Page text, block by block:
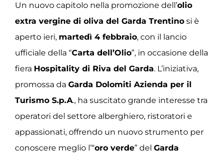
Un nuovo capitolo nella promozione dell’olio
extra vergine di oliva del Garda Trentino si è
aperto ieri, martedì 4 febbraio, con il lancio
ufficiale della “Carta dell’Olio”, in occasione della
fiera Hospitality di Riva del Garda. L’iniziativa,
promossa da Garda Dolomiti Azienda per il
Turismo S.p.A., ha suscitato grande interesse tra
operatori del settore alberghiero, ristoratori e
appassionati, offrendo un nuovo strumento per
conoscere meglio l’“oro verde” del Garda